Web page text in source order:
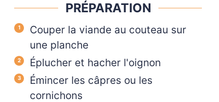
PRÉPARATION
Couper la viande au couteau sur
une planche
Éplucher et hacher l'oignon
Émincer les câpres ou les
cornichons